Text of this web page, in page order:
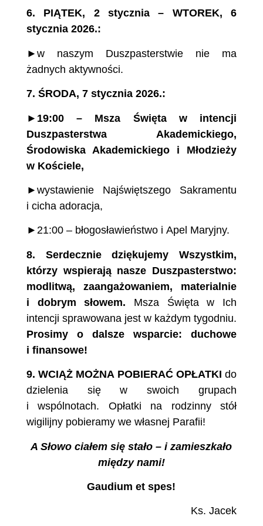
6. PIĄTEK, 2 stycznia – WTOREK, 6
stycznia 2026.:
►w naszym Duszpasterstwie nie ma
żadnych aktywności.
7. ŚRODA, 7stycznia 2026.:
► 19:00 – Msza Święta w intencji
Duszpasterstwa Akademickiego,
Środowiska Akademickiego i Młodzieży
w Kościele,
►wystawienie Najświętszego Sakramentu
i cicha adoracja,
►21:00 – błogosławieństwo i Apel Maryjny.
8.
Serdecznie dziękujemy Wszystkim,
którzy wspierają nasze Duszpasterstwo:
modlitwą, zaangażowaniem,
materialnie
i dobrym słowem. Msza Święta w Ich
intencji sprawowana jest w każdym tygodniu.
Prosimy o dalsze wsparcie: duchowe
i finansowe!
9. WCIĄŻ MOŻNA POBIERAĆ OPŁATKIdo
dzielenia się w swoich grupach
i wspólnotach. Opłatki na rodzinny stół
wigilijny pobieramy we własnej Parafii!
A Słowo ciałem się stało – i zamieszkało
między nami!
Gaudium et spes!
Ks. Jacek